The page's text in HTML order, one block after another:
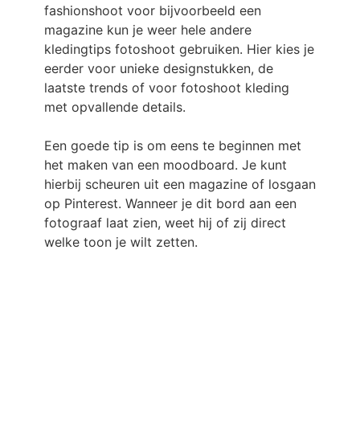
fashionshoot voor bijvoorbeeld een
magazine kun je weer hele andere
kledingtips fotoshoot gebruiken. Hier kies je
eerder voor unieke designstukken, de
laatste trends of voor fotoshoot kleding
met opvallende details.
Een goede tip is om eens te beginnen met
het maken van een moodboard. Je kunt
hierbij scheuren uit een magazine of losgaan
op Pinterest. Wanneer je dit bord aan een
fotograaf laat zien, weet hij of zij direct
welke toon je wilt zetten.